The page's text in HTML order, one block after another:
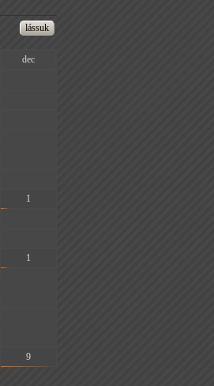
dec
1
1
9